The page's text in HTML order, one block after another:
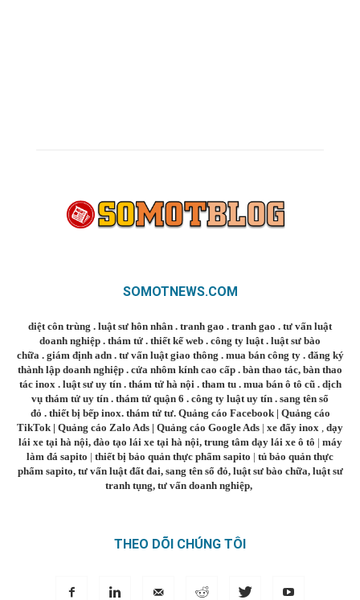
SOMOTNEWS.COM
diệt côn trùng . luật sư hôn nhân . tranh gao . tranh gao . tư vấn luật
doanh nghiệp . thám tử . thiết kế web . công ty luật . luật sư bào
chữa . giám định adn. tư vấn luật giao thông . mua bán công ty. đăng ký
thành lập doanh nghiệp . cửa nhôm kính cao cấp . bàn thao tác, bàn thao
tác inox . luật sư uy tín. thám tử hà nội . tham tu. mua bán ô tô cũ. dịch
vụ thám tử uy tín . thám tử quận 6 . công ty luật uy tín . sang tên sổ
đỏ . thiết bị bếp inox. thám tử tư. Quảng cáo Facebook| Quảng cáo
TikTok | Quảng cáo Zalo Ads | Quảng cáo Google Ads | xe đẩy inox
dạy
lái xe tại hà nội, đào tạo lái xe tại hà nội, trung tâm dạy lái xe ô tô | máy
làm đá sapito | thiết bị bảo quản thực phẩm sapito | tủ bảo quản thực
phẩm sapito, tư vấn luật đất đai, sang tên sổ đỏ, luật sư bào chữa, luật sư
tranh tụng, tư vấn doanh nghiệp,
THEO DÕI CHÚNG TÔI